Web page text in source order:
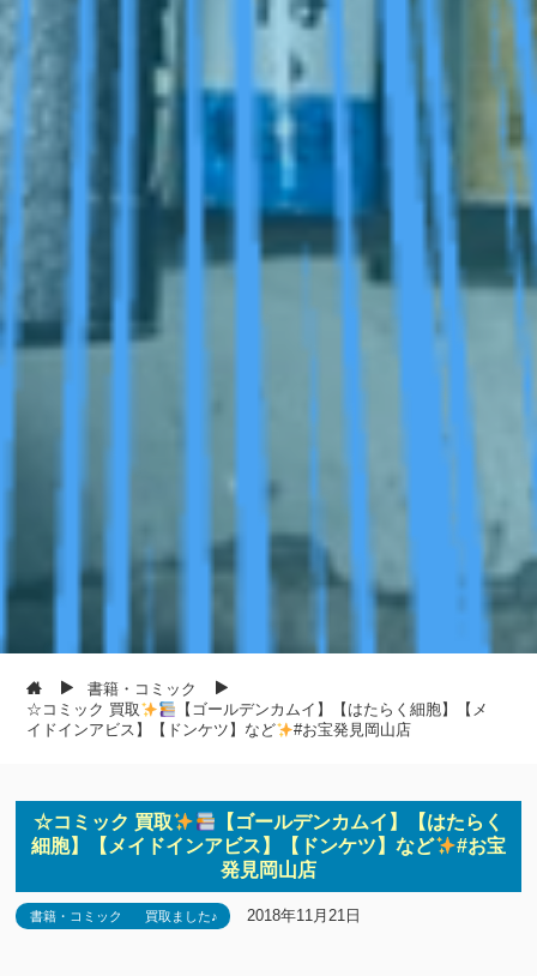
書籍・コミック
☆コミック 買取
【ゴールデンカムイ】【はたらく細胞】【メ
イドインアビス】【ドンケツ】など
#お宝発見岡山店
☆コミック 買取
【ゴールデンカムイ】【はたらく
細胞】【メイドインアビス】【ドンケツ】など
#お宝
発見岡山店
書籍・コミック 買取ました♪ 2018年11月21日